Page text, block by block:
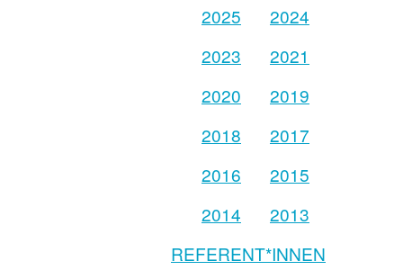
2025
2024
2023
2021
2020
2019
2018
2017
2016
2015
2014
2013
REFERENT*INNEN